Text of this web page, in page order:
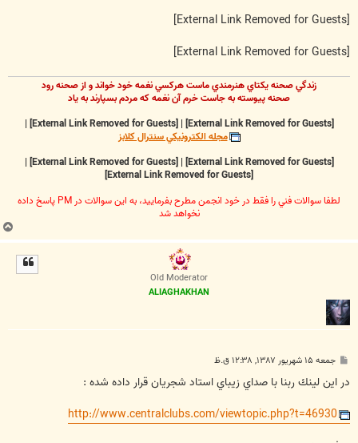
[External Link Removed for Guests]
[External Link Removed for Guests]
زندگي صحنه يکتاي هنرمندي ماست هرکسي نغمه خود خواند و از صحنه رود
صحنه پيوسته به جاست خرم آن نغمه که مردم بسپارند به ياد
[External Link Removed for Guests]
|
[External Link Removed for Guests]
|
مجله الکترونيکي سنترال کلابز
[External Link Removed for Guests]
|
[External Link Removed for Guests]
|
[External Link Removed for Guests]
لطفا سوالات فني را فقط در خود انجمن مطرح بفرماييد، به اين سوالات در PM پاسخ داده
نخواهد شد
Old Moderator
ALIAGHAKHAN
ت
جمعه ۱۵ شهریور ۱۳۸۷, ۱۲:۳۸ ق.ظ
در اين لينك ربنا با صداي زيباي استاد شجريان قرار داده شده :
http://www.centralclubs.com/viewtopic.php?t=46930